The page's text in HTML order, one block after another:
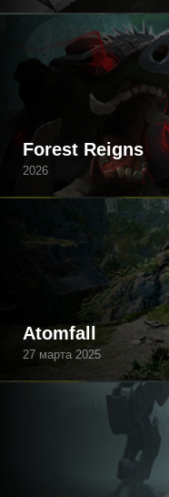
Forest Reigns
2026
Atomfall
27 марта 2025